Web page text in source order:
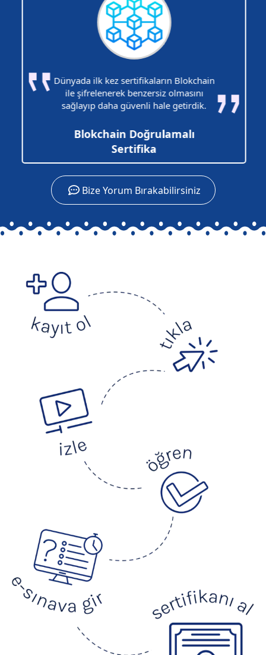
Dünyada ilk kez sertifikaların Blokchain
ile şifrelenerek benzersiz olmasını
sağlayıp daha güvenli hale getirdik.
Blokchain Doğrulamalı
Sertifika
Bize Yorum Bırakabilirsiniz